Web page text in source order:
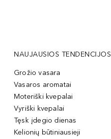
NAUJAUSIOS TENDENCIJOS
Grožio vasara
Vasaros aromatai
Moteriški kvepalai
Vyriški kvepalai
Tęsk įdegio dienas
Kelionių būtiniausieji